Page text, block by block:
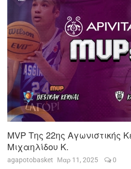
MVP Της 22ης Αγωνιστικής
Μιχαηλίδου Κ.
agapotobasket Μαρ 11, 2025
0